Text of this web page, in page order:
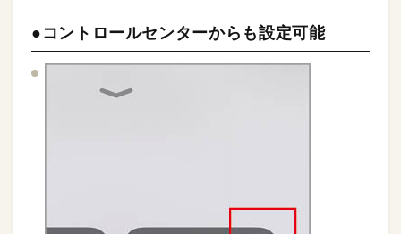
●コントロールセンターからも設定可能